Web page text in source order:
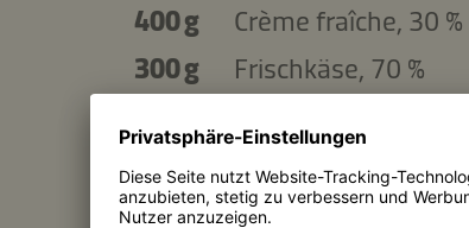
400 g
Crème fraîche, 30 %
300 g
Frischkäse, 70 %
Für den Belag:
400 g
rote Zwiebeln, in